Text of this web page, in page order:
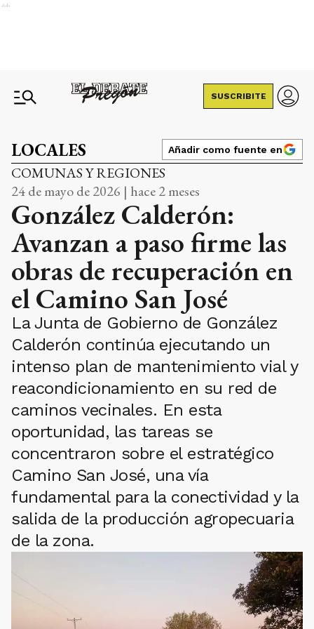
Ads
SUSCRIBITE
LOCALES Añadir como fuente en
COMUNAS Y REGIONES
24 de mayo de 2026 | hace 2 meses
González Calderón:
Avanzan a paso firme las
obras de recuperación en
el Camino San José
La Junta de Gobierno de González
Calderón continúa ejecutando un
intenso plan de mantenimiento vial y
reacondicionamiento en su red de
caminos vecinales. En esta
oportunidad, las tareas se
concentraron sobre el estratégico
Camino San José, una vía
fundamental para la conectividad y la
salida de la producción agropecuaria
de la zona.